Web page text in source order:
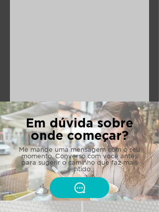
Em dúvida sobre
onde começar?
Me mande uma mensagem com o seu
momento. Converso com você antes
para sugerir o caminho que faz mais
sentido.